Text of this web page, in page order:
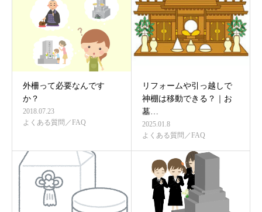
外柵って必要なんです
か？
2018.07.23
よくある質問／FAQ
リフォームや引っ越しで
神棚は移動できる？｜お
墓…
2025.01.8
よくある質問／FAQ